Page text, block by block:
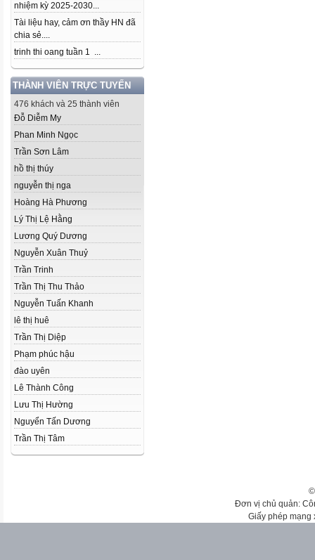
nhiệm kỳ 2025-2030...
Tài liệu hay, cảm ơn thầy HN đã
chia sẻ....
trinh thi oang tuần 1 ...
THÀNH VIÊN TRỰC TUYẾN
476 khách và 25 thành viên
Đỗ Diễm My
Phan Minh Ngọc
Trần Sơn Lâm
hồ thị thúy
nguyễn thị nga
Hoàng Hà Phương
Lý Thị Lệ Hằng
Lương Quý Dương
Nguyễn Xuân Thuỷ
Trần Trinh
Trần Thị Thu Thảo
Nguyễn Tuấn Khanh
lê thị huê
Trần Thị Diệp
Phạm phúc hậu
đào uyên
Lê Thành Công
Lưu Thị Hường
Nguyển Tấn Dương
Trần Thị Tâm
Đơn vị chủ quản:
Giấy phép mạng